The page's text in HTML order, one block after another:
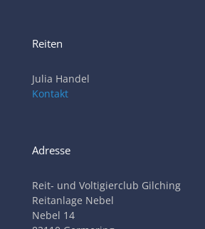
Reiten
Julia Handel
Kontakt
Adresse
Reit- und Voltigierclub Gilching
Reitanlage Nebel
Nebel 14